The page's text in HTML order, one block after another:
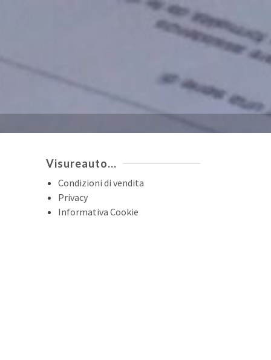
Visureauto…
Condizioni di vendita
Privacy
Informativa Cookie